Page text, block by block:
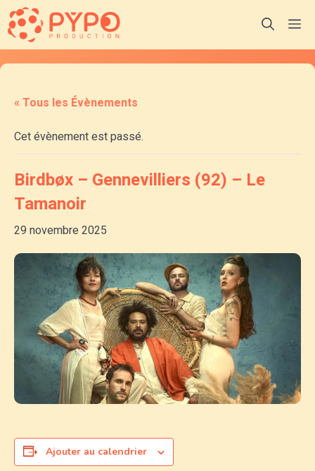
Aller
au
contenu
« Tous les Évènements
Cet évènement est passé.
Birdbøx – Gennevilliers (92) – Le
Tamanoir
29 novembre 2025
Ajouter au calendrier